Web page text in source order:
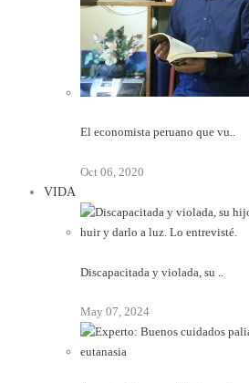
El economista peruano que vu..
Oct 06, 2020
VIDA
Discapacitada y violada, su ..
May 07, 2024